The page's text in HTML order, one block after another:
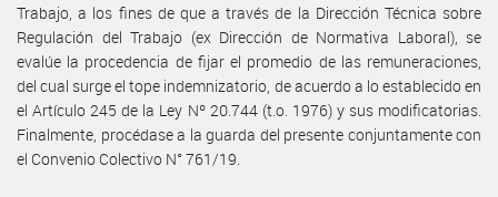
Trabajo, a los fines de que a través de la Dirección Técnica sobre
Regulación del Trabajo (ex Dirección de Normativa Laboral), se
evalúe la procedencia de fijar el promedio de las remuneraciones,
del cual surge el tope indemnizatorio, de acuerdo a lo establecido en
el Artículo 245 de la Ley Nº 20.744 (t.o. 1976) y sus modificatorias.
Finalmente, procédase a la guarda del presente conjuntamente con
el Convenio Colectivo N° 761/19.